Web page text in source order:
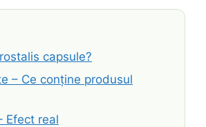
capsule?
– Ce conține produsul
Efect real